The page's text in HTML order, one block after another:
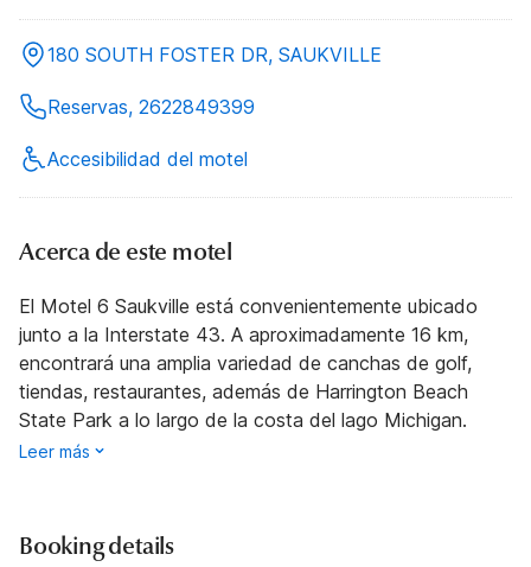
180 SOUTH FOSTER DR, SAUKVILLE
Reservas, 2622849399
Accesibilidad del motel
Acerca de este motel
El Motel 6 Saukville está convenientemente ubicado
junto a la Interstate 43. A aproximadamente 16 km,
encontrará una amplia variedad de canchas de golf,
tiendas, restaurantes, además de Harrington Beach
State Park a lo largo de la costa del lago Michigan.
Leer más
Booking details